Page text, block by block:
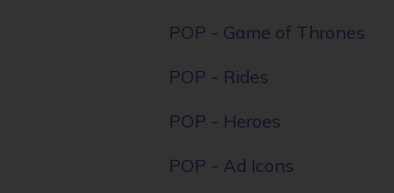
POP - Game of Thrones
POP - Rides
POP - Heroes
POP - Ad Icons